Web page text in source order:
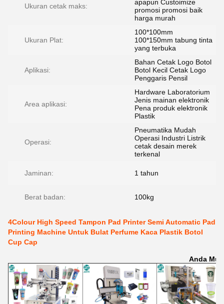
Ukuran cetak maks:
apapun Custoimize
promosi promosi baik
harga murah
Ukuran Plat:
100*100mm
100*150mm tabung tinta
yang terbuka
Aplikasi:
Bahan Cetak Logo Botol
Botol Kecil Cetak Logo
Penggaris Pensil
Area aplikasi:
Hardware Laboratorium
Jenis mainan elektronik
Pena produk elektronik
Plastik
Operasi:
Pneumatika Mudah
Operasi Industri Listrik
cetak desain merek
terkenal
Jaminan: 1 tahun
Berat badan: 100kg
4Colour High Speed Tampon Pad Printer Semi Automatic Pad
Printing Machine Untuk Bulat Perfume Kaca Plastik Botol
Cup Cap
Anda